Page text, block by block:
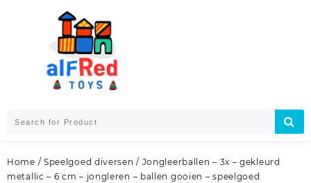
Home / Speelgoed diversen / Jongleerballen – 3x – gekleurd
metallic – 6 cm – jongleren – ballen gooien – speelgoed